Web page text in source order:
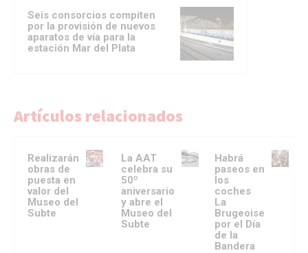
Seis consorcios compiten
por la provisión de nuevos
aparatos de vía para la
estación Mar del Plata
Artículos relacionados
Realizarán
obras de
puesta en
valor del
Museo del
Subte
La AAT
celebra su
50º
aniversario
y abre el
Museo del
Subte
Habrá
paseos en
los
coches
La
Brugeoise
por el Día
de la
Bandera